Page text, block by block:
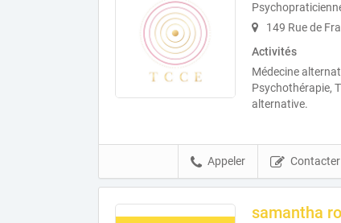
149 Rue de
Activités
Médecine
Psychothérapie,
alternative.
Contacter
Appeler
samantha